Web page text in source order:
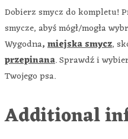
Dobierz smycz do kompletu!
smycze, abyś mógł/mogła
Wygodna,miejska smycz,
przepinana. Sprawdź i
Twojego psa.
Additional